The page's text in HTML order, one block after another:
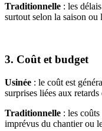
Traditionnelle : les
surtout selon la saison
3. Coût et budget
Usinée : le coût est
surprises liées aux
Traditionnelle : les
imprévus du chantier ou